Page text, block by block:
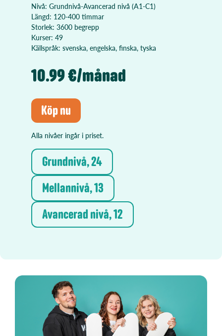
Nivå: Grundnivå-Avancerad nivå (A1-C1)
Längd: 120-400 timmar
Storlek: 3600 begrepp
Kurser: 49
Källspråk: svenska, engelska, finska, tyska
10.99 €/månad
Köp nu
Alla nivåer ingår i priset.
Grundnivå, 24
Mellannivå, 13
Avancerad nivå, 12